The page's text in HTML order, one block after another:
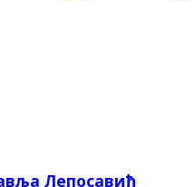
Лепосавић